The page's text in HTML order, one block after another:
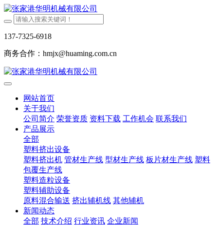
137-7325-6918
商务合作：hmjx@huaming.com.cn
网站首页
关于我们
公司简介 荣誉资质 资料下载 工作机会 联系我们
产品展示
全部
塑料挤出设备
塑料挤出机 管材生产线 型材生产线 板片材生产线 塑料
包覆生产线
塑料造粒设备
塑料辅助设备
原料混合输送 挤出辅机线 其他辅机
新闻动态
全部 技术介绍 行业资讯 企业新闻